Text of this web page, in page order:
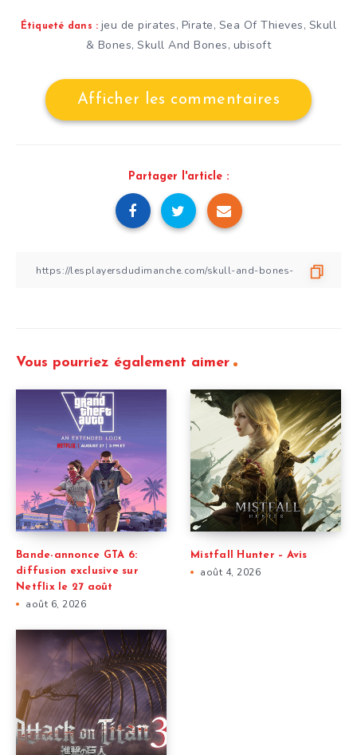
Étiqueté dans : jeu de pirates, Pirate, Sea Of Thieves, Skull
& Bones,Skull And Bones, ubisoft
Afficher les commentaires
Partager l'article :
Vous pourriez également aimer
Bande-annonce GTA 6:
diffusion exclusive sur
Netflix le 27 août
août 6, 2026
Mistfall Hunter – Avis
août 4, 2026